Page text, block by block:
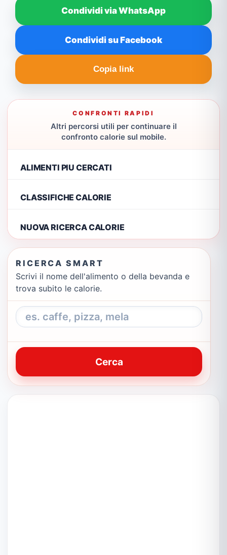
Condividi via WhatsApp
Condividi su Facebook
Copia link
CONFRONTI RAPIDI
Altri percorsi utili per continuare il
confronto calorie sul mobile.
ALIMENTI PIU CERCATI
CLASSIFICHE CALORIE
NUOVA RICERCA CALORIE
RICERCA SMART
Scrivi il nome dell'alimento o della bevanda e
trova subito le calorie.
Cerca